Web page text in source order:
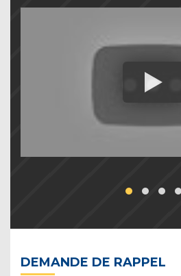
DEMANDE DE RAPPEL